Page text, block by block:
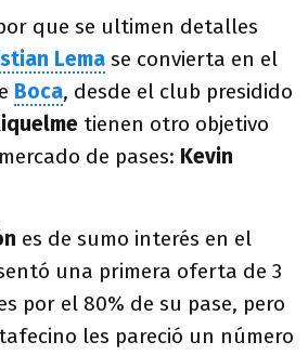
que se ultimen detalles
Lema se convierta en el
Boca, desde el club presidido
tienen otro objetivo
de pases: Kevin
es de sumo interés en el
una primera oferta de 3
por el 80% de su pase, pero
les pareció un número